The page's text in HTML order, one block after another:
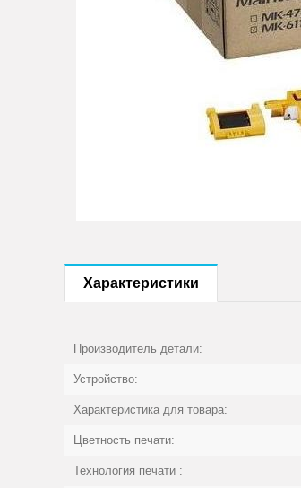
Характеристики
Производитель детали:
Устройство:
Характеристика для товара:
Цветность печати:
Технология печати :